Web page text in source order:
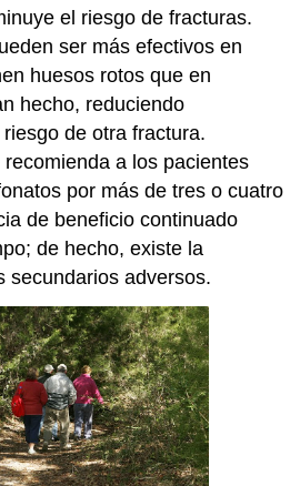
el riesgo de fracturas.
ser más efectivos en
huesos rotos que en
hecho, reduciendo
de otra fractura.
a los pacientes
por más de tres o cuatro
de beneficio continuado
de hecho, existe la
secundarios adversos.